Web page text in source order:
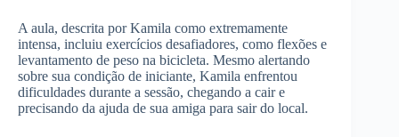
A aula, descrita por Kamila como extremamente
intensa, incluiu exercícios desafiadores, como flexões e
levantamento de peso na bicicleta. Mesmo alertando
sobre sua condição de iniciante, Kamila enfrentou
dificuldades durante a sessão, chegando a cair e
precisando da ajuda de sua amiga para sair do local.